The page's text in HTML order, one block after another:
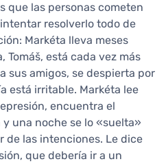
que las personas cometen
resolverlo todo de
Markéta lleva meses
Tomáš, está cada vez más
sus amigos, se despierta por
está irritable. Markéta lee
encuentra el
una noche se lo «suelta»
de las intenciones. Le dice
que debería ir a un